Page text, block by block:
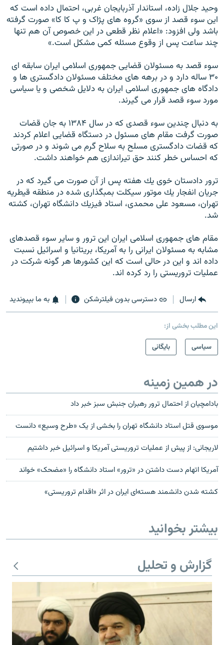
وحید جلال زاده، استاندار آذربایجان غربی، احتمال داده است که
این سوء قصد از سوی «گروه های پژاک و پ کا کا» صورت گرفته
باشد ولی افزود: «اعلام نظر قطعی در این خصوص آن هم تنها
چند ساعت پس از وقوع مسئله کمی مشکل است.»
سوء قصد به مسئولان قضايى جمهورى اسلامى ايران سابقه اى
۳۰ ساله دارد و در برهه هاى مختلف مسئولان دادگسترى ها و
دادگاه هاى جمهورى اسلامى ايران به دلايل شخصى و يا سياسى
مورد سوء قصد قرار مى گيرند.
به دنبال چندين سوء قصدى كه در سال ۱۳۸۴ به جان قضات
صورت گرفت مقام هاى مسئول در دستگاه قضايى اعلام كردند
كه قضات دادگسترى مسلح به سلاح گرم مى شوند و در صورتى
كه احساس خطر كنند حق تيراندازى هم خواهند داشت.
ترور دادستان خوی يك هفته پس از آن صورت مى گيرد كه در
جريان انفجار يك موتور سيكلت بمبگذارى شده در منطقه قيطريه
تهران، مسعود على محمدى، استاد فيزيك دانشگاه تهران، كشته
شد.
مقام هاى جمهورى اسلامى ايران اين ترور و ساير سوء قصدهاى
مشابه به مسئولان ايرانى را به آمريكا، بريتانيا و اسرائيل نسبت
داده اند و اين در حالى است كه اين كشورها هر گونه شركت در
عمليات تروريستى را رد كرده اند.
ارسال دسترسی بدون فیلترشکن به ما بپیوندید
این مطلب بخشی از:
سیاسی
بایگانی
در همین زمینه
بادامچیان از احتمال ترور رهبران جنبش سبز خبر داد
موسوی قتل استاد دانشگاه تهران را بخشی از یک «طرح وسیع» دانست
لاریجانی: از پیش از عملیات تروریستی آمریکا و اسرائیل خبر داشتیم
آمریکا اتهام دست داشتن در «ترور» استاد دانشگاه را «مضحک» خواند
کشته شدن دانشمند هسته‌ای ایران در اثر «اقدام تروریستی»
بیشتر بخوانید
گزارش و تحلیل